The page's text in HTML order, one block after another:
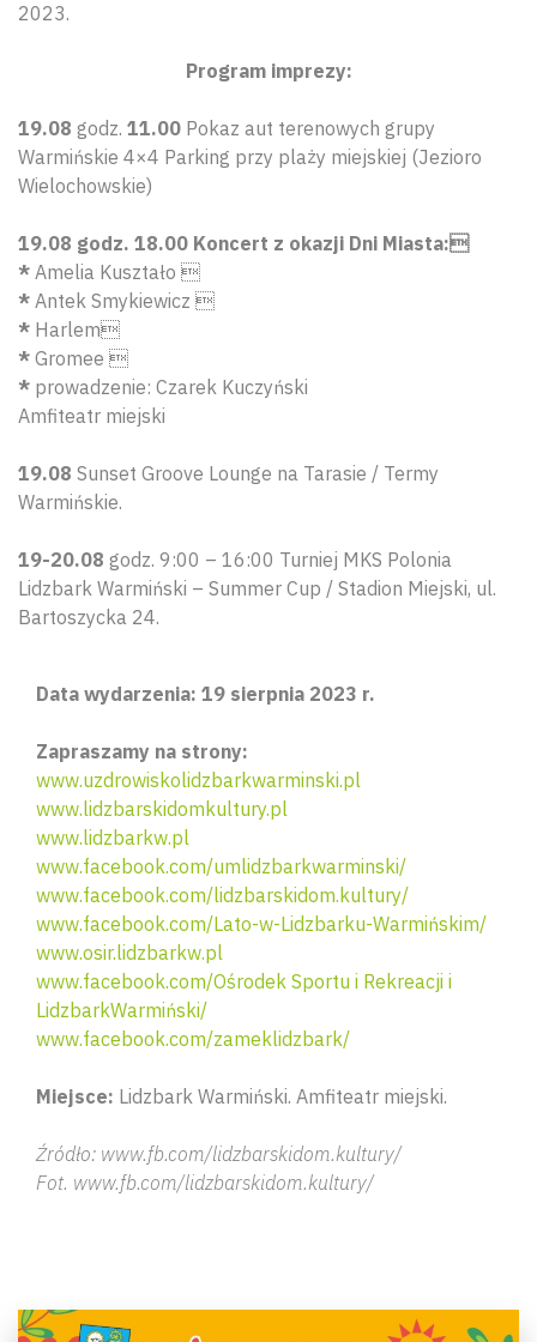
2023.
Program imprezy:
19.08 godz. 11.00 Pokaz aut terenowych grupy
Warmińskie 4×4 Parking przy plaży miejskiej (Jezioro
Wielochowskie)
19.08 godz. 18.00 Koncert z okazji Dni Miasta:
* Amelia Kuształo 
* Antek Smykiewicz 
* Harlem
* Gromee 
* prowadzenie: Czarek Kuczyński
Amfiteatr miejski
19.08 Sunset Groove Lounge na Tarasie / Termy
Warmińskie.
19-20.08 godz. 9:00 – 16:00 Turniej MKS Polonia
Lidzbark Warmiński – Summer Cup / Stadion Miejski, ul.
Bartoszycka 24.
Data wydarzenia: 19 sierpnia 2023 r.
Zapraszamy na strony:
www.uzdrowiskolidzbarkwarminski.pl
www.lidzbarskidomkultury.pl
www.lidzbarkw.pl
www.facebook.com/umlidzbarkwarminski/
www.facebook.com/lidzbarskidom.kultury/
www.facebook.com/Lato-w-Lidzbarku-Warmińskim/
www.osir.lidzbarkw.pl
www.facebook.com/Ośrodek Sportu i Rekreacji i
LidzbarkWarmiński/
www.facebook.com/zameklidzbark/
Miejsce: Lidzbark Warmiński. Amfiteatr miejski.
Źródło: www.fb.com/lidzbarskidom.kultury/
Fot. www.fb.com/lidzbarskidom.kultury/